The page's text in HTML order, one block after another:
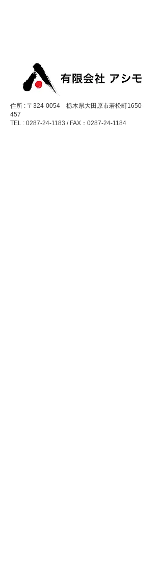
住所 : 〒324-0054 栃木県大田原市若松町1650-
457
TEL : 0287-24-1183 / FAX：0287-24-1184